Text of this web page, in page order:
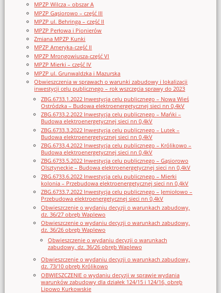
MPZP Wilcza – obszar A
MPZP Gąsiorowo – część III
MPZP ul. Behringa – część II
MPZP Perłowa i Pionierów
Zmiana MPZP Kunki
MPZP Ameryka-część II
MPZP Mrongowiusza-część VI
MPZP Mierki – część IV
MPZP ul. Grunwaldzka i Mazurska
Obwieszczenia w sprawach o warunki zabudowy i lokalizacji
inwestycji celu publicznego – rok wszczęcia sprawy do 2023
ZBG.6733.1.2022 Inwestycja celu publicznego – Nowa Wieś
Ostródzka – Budowa elektroenergetycznej sieci nn 0,4kV
ZBG.6733.2.2022 Inwestycja celu publicznego – Mańki –
Budowa elektroenergetycznej sieci nn 0,4kV
ZBG.6733.3.2022 Inwestycja celu publicznego – Lutek –
Budowa elektroenergetycznej sieci nn 0,4kV
ZBG.6733.4.2022 Inwestycja celu publicznego – Królikowo –
Budowa elektroenergetycznej sieci nn 0,4kV
ZBG.6733.5.2022 Inwestycja celu publicznego – Gąsiorowo
Olsztyneckie – Budowa elektroenergetycznej sieci nn 0,4kV
ZBG.6733.6.2022 Inwestycja celu publicznego – Mierki
kolonia – Przebudowa elektroenergetycznej sieci nn 0,4kV
ZBG.6733.7.2022 Inwestycja celu publicznego – Jemiołowo –
Przebudowa elektroenergetycznej sieci nn 0,4kV
Obwieszczenie o wydaniu decyzji o warunkach zabudowy,
dz. 36/27 obręb Waplewo
Obwieszczenie o wydaniu decyzji o warunkach zabudowy,
dz. 36/26 obręb Waplewo
Obwieszczenie o wydaniu decyzji o warunkach
zabudowy, dz. 36/26 obręb Waplewo
Obwieszczenie o wydaniu decyzji o warunkach zabudowy,
dz. 73/10 obręb Królikowo
OBWIESZCZENIE o wydaniu decyzji w sprawie wydania
warunków zabudowy dla działek 124/15 i 124/16, obręb
Lipowo Kurkowskie